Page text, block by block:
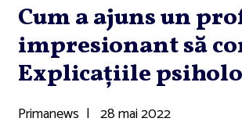
Cum a ajuns un
impresionant să
Explicaţiile
Primanews | 28 mai 2022